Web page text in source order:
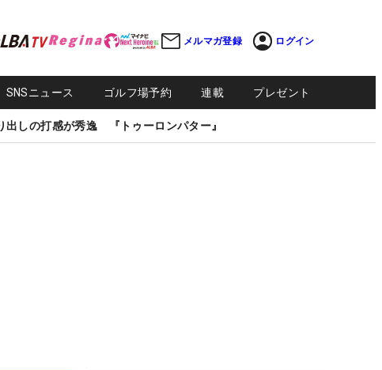
メルマガ登録 ログイン
SNSニュース ゴルフ場予約 連載 プレゼント
出しの打感が秀逸 『トゥーロンパター』